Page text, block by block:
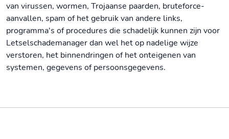
van virussen, wormen, Trojaanse paarden, bruteforce-
aanvallen, spam of het gebruik van andere links,
programma's of procedures die schadelijk kunnen zijn voor
Letselschademanager dan wel het op nadelige wijze
verstoren, het binnendringen of het onteigenen van
systemen, gegevens of persoonsgegevens.